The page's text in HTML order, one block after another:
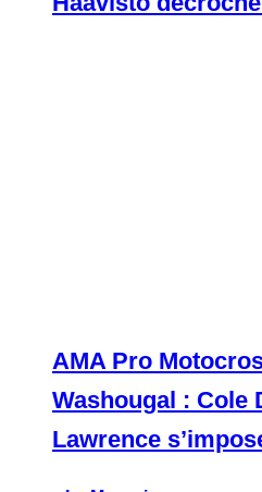
AMA Pro
Washougal : Cole
Lawrence